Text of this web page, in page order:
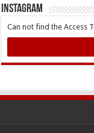
INSTAGRAM
Can not find the Access